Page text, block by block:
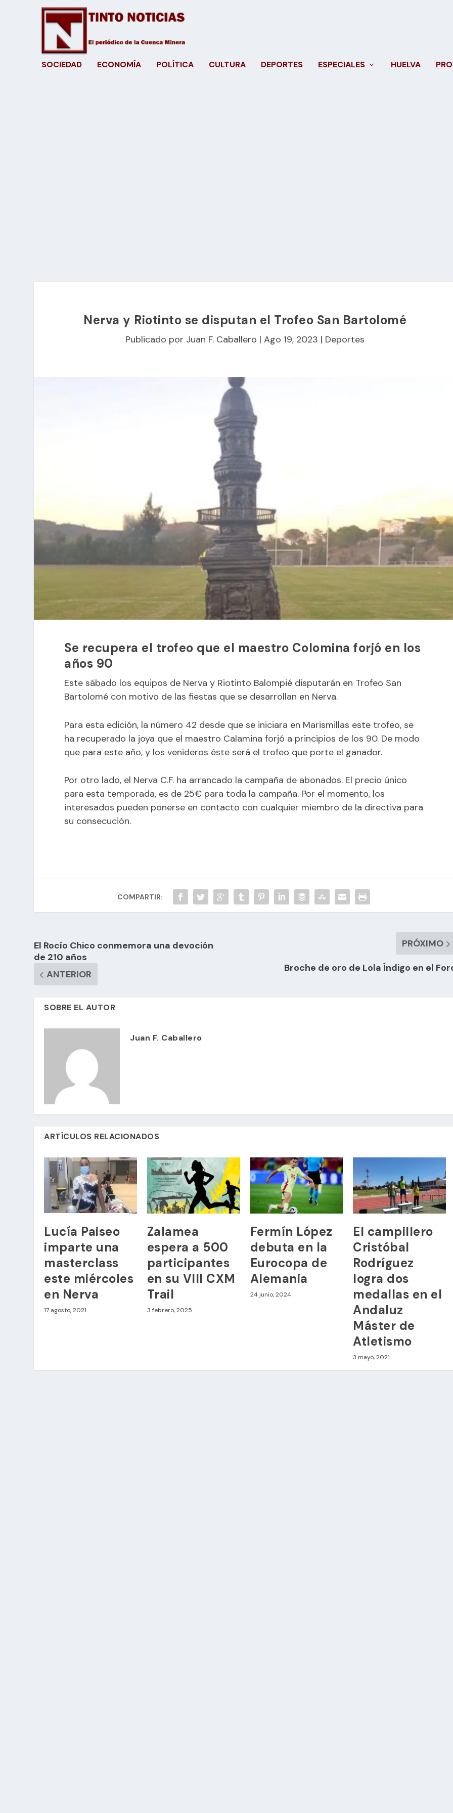
SOCIEDAD ECONOMÍA POLÍTICA CULTURA DEPORTES ESPECIALES HUELVA
Nerva y Riotinto se disputan el Trofeo San Bartolomé
Publicado por Juan F. Caballero |Ago 19, 2023 | Deportes
Se recupera el trofeo que el maestro Colomina forjó en los
años 90
Este sábado los equipos de Nerva y Riotinto Balompié disputarán en Trofeo San
Bartolomé con motivo de las fiestas que se desarrollan en Nerva.
Para esta edición, la número 42 desde que se iniciara en Marismillas este trofeo, se
ha recuperado la joya que el maestro Calamina forjó a principios de los 90. De modo
que para este año, y los venideros éste será el trofeo que porte el ganador.
Por otro lado, el Nerva C.F. ha arrancado la campaña de abonados. El precio único
para esta temporada, es de 25€ para toda la campaña. Por el momento, los
interesados pueden ponerse en contacto con cualquier miembro de la directiva para
su consecución.
COMPARTIR:
El Rocío Chico conmemora una devoción
de 210 años
ANTERIOR
PRÓXIMO
Broche de oro de Lola Índigo en el
SOBRE EL AUTOR
Juan F. Caballero
ARTÍCULOS RELACIONADOS
Lucía Paiseo
imparte una
masterclass
este miércoles
en Nerva
17 agosto, 2021
Zalamea
espera a 500
participantes
en su VIII CXM
Trail
3 febrero, 2025
Fermín López
debuta en la
Eurocopa de
Alemania
24 junio, 2024
El campillero
Cristóbal
Rodríguez
logra dos
medallas en el
Andaluz
Máster de
Atletismo
3 mayo, 2021